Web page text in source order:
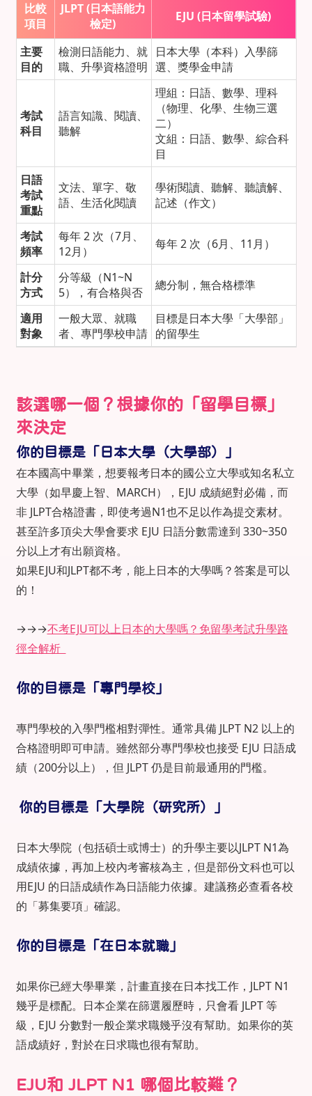
比較
項目
JLPT (日本語能力
檢定)
EJU (日本留學試驗)
主要
目的
檢測日語能力、就
職、升學資格證明
日本大學（本科）入學篩
選、獎學金申請
考試
科目
語言知識、閱讀、
聽解
理組：日語、數學、理科
（物理、化學、生物三選
二）
文組：日語、數學、綜合科
目
日語
考試
重點
文法、單字、敬
語、生活化閱讀
學術閱讀、聽解、聽讀解、
記述（作文）
考試
頻率
每年 2 次（7月、
12月）
每年 2 次（6月、11月）
計分
方式
分等級（N1~N
5），有合格與否
總分制，無合格標準
適用
對象
一般大眾、就職
者、專門學校申請
目標是日本大學「大學部」
的留學生
該選哪一個？根據你的「留學目標」
來決定
你的目標是「日本大學（大學部）」
在本國高中畢業，想要報考日本的國公立大學或知名私立
大學（如早慶上智、MARCH），EJU 成績絕對必備，而
非 JLPT合格證書，即使考過N1也不足以作為提交素材。
甚至許多頂尖大學會要求 EJU 日語分數需達到 330~350
分以上才有出願資格。
如果EJU和JLPT都不考，能上日本的大學嗎？答案是可以
的！
→→→不考EJU可以上日本的大學嗎？免留學考試升學路
徑全解析
你的目標是「專門學校」
專門學校的入學門檻相對彈性。通常具備 JLPT N2 以上的
合格證明即可申請。雖然部分專門學校也接受 EJU 日語成
績（200分以上），但 JLPT 仍是目前最通用的門檻。
你的目標是「大學院（研究所）」
日本大學院（包括碩士或博士）的升學主要以JLPT N1為
成績依據，再加上校內考審核為主，但是部份文科也可以
用EJU 的日語成績作為日語能力依據。建議務必查看各校
的「募集要項」確認。
你的目標是「在日本就職」
如果你已經大學畢業，計畫直接在日本找工作，JLPT N1
幾乎是標配。日本企業在篩選履歷時，只會看 JLPT 等
級，EJU 分數對一般企業求職幾乎沒有幫助。如果你的英
語成績好，對於在日求職也很有幫助。
EJU和 JLPT N1 哪個比較難？